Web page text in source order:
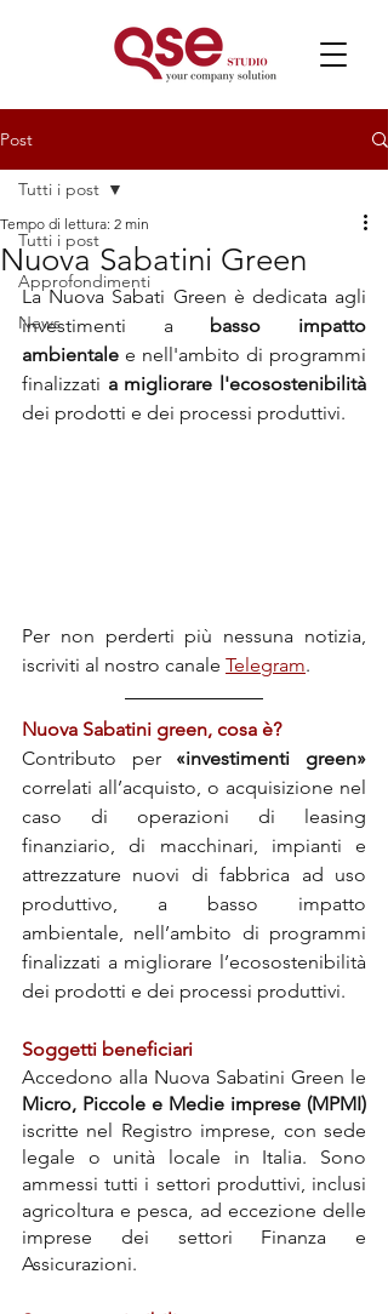
Post
Tutti i post
Approfondimenti
News
Tutti i post
Nuova Sabatini Green
Tempo di lettura: 2 min
La Nuova Sabati Green è dedicata agli
investimenti a basso impatto
ambientale e nell'ambito di programmi
finalizzati a migliorare l'ecosostenibilità
dei prodotti e dei processi produttivi.
Per non perderti più nessuna notizia,
iscriviti al nostro canale Telegram.
Nuova Sabatini green, cosa è?
Contributo per «investimenti green»
correlati all’acquisto, o acquisizione nel
caso di operazioni di leasing
finanziario, di macchinari, impianti e
attrezzature nuovi di fabbrica ad uso
produttivo, a basso impatto
ambientale, nell’ambito di programmi
finalizzati a migliorare l’ecosostenibilità
dei prodotti e dei processi produttivi.
Soggetti beneficiari
iscritte nel Registro imprese, con sede
legale o unità locale in Italia. Sono
ammessi tutti i settori produttivi, inclusi
agricoltura e pesca, ad eccezione delle
imprese dei settori Finanza e
Assicurazioni.